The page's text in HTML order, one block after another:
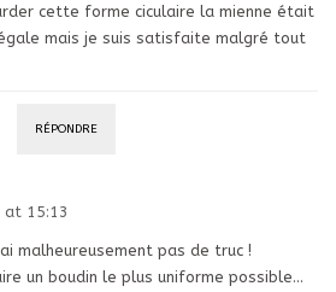
cette forme ciculaire la mienne était
mais je suis satisfaite malgré tout
RÉPONDRE
at 15:13
malheureusement pas de truc !
un boudin le plus uniforme possible…